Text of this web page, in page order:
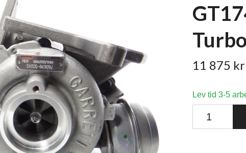
Turbo
11 875 kr
Lev tid 3-5